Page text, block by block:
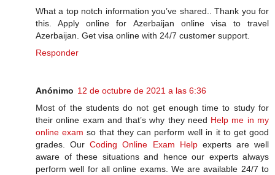
What a top notch information you’ve shared.. Thank you for
this. Apply online for Azerbaijan online visa to travel
Azerbaijan. Get visa online with 24/7 customer support.
Responder
Anónimo 12 de octubre de 2021 a las 6:36
Most of the students do not get enough time to study for
their online exam and that’s why they need Help me in my
online exam so that they can perform well in it to get good
grades. OurCoding Online Exam Helpexperts are well
aware of these situations and hence our experts always
perform well for all online exams. We are available 24/7 to